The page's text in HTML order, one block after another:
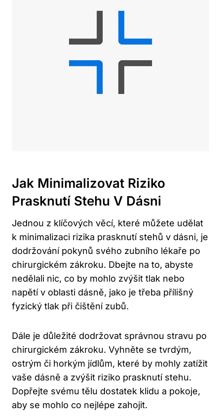
Jak Minimalizovat Riziko
Prasknutí Stehu V Dásni
Jednou z klíčových věcí, které můžete udělat
k minimalizaci rizika prasknutí stehů v dásni, je
dodržování pokynů svého zubního lékaře po
chirurgickém zákroku. Dbejte na to, abyste
nedělali nic, co by mohlo zvýšit tlak nebo
napětí v oblasti dásně, jako je třeba přílišný
fyzický tlak při čištění zubů.
Dále je důležité dodržovat správnou stravu po
chirurgickém zákroku. Vyhněte se tvrdým,
ostrým či horkým jídlům, které by mohly zatížit
vaše dásně a zvýšit riziko prasknutí stehu.
Dopřejte svému tělu dostatek klidu a pokoje,
aby se mohlo co nejlépe zahojit.